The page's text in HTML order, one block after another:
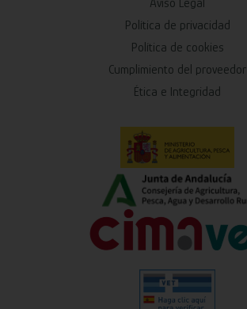
Aviso Legal
Política de privacidad
Política de cookies
Cumplimiento del proveedor
Ética e Integridad